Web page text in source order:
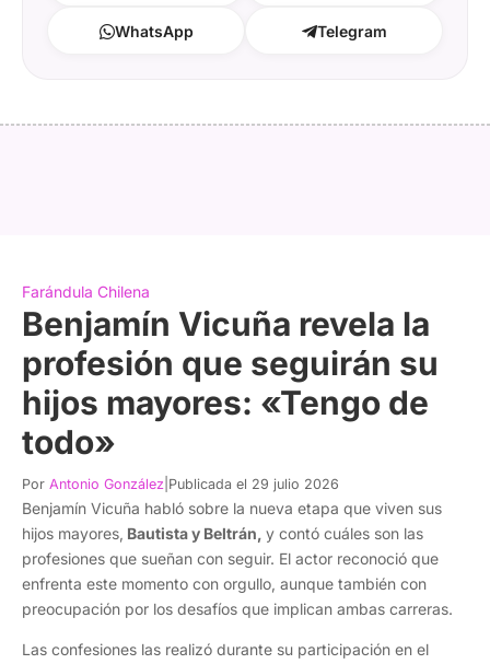
WhatsApp Telegram
Farándula Chilena
Benjamín Vicuña revela la
profesión que seguirán su
hijos mayores: «Tengo de
todo»
Por Antonio González Publicada el 29 julio 2026
Benjamín Vicuña habló sobre la nueva etapa que viven sus
hijos mayores, Bautista y Beltrán, y contó cuáles son las
profesiones que sueñan con seguir. El actor reconoció que
enfrenta este momento con orgullo, aunque también con
preocupación por los desafíos que implican ambas carreras.
Las confesiones las realizó durante su participación en el